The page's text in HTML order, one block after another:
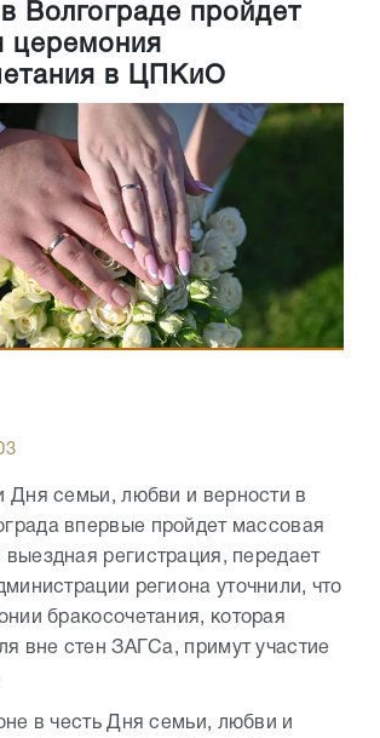
Волгограде пройдет
церемония
в ЦПКиО
Дня семьи, любви и верности в
впервые пройдет массовая
регистрация, передает
региона уточнили, что
бракосочетания, которая
вне стен ЗАГСа, примут участие
в честь Дня семьи, любви и